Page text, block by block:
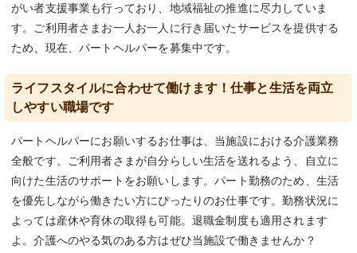
がい者支援事業も行っており、地域福祉の推進に尽力していま
す。ご利用者さまお一人お一人に行き届いたサービスを提供する
ため、現在、パートヘルパーを募集中です。
ライフスタイルに合わせて働けます！仕事と生活を両立
しやすい職場です
パートヘルパーにお願いするお仕事は、当施設における介護業務
全般です。ご利用者さまが自分らしい生活を送れるよう、自立に
向けた生活のサポートをお願いします。パート勤務のため、生活
を優先しながら働きたい方にぴったりのお仕事です。勤務状況に
よっては産休や育休の取得も可能。退職金制度も適用されます
よ。介護へのやる気のある方はぜひ当施設で働きませんか？